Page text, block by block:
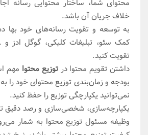
محتوای شما، ساختار محتوایی رسانه
خلاف جریان آن باشد.
به توسعه و تقویت رسانه‌های خود بها
کمک سئو، تبلیغات کلیکی، گوگل ادز
تقویت کنید.
داشتن تقویم محتوا درتوزیع محتوا مهم
بودجه و زمان‌بندی توزیع محتوای خود را
نمی‌توانید یکپارچگی توزیع را حفظ کنید.
یکپارچه‌سازی، شخصی‌سازی و رصد دقیق
وظیفه مسئول توزیع محتوا به شمار